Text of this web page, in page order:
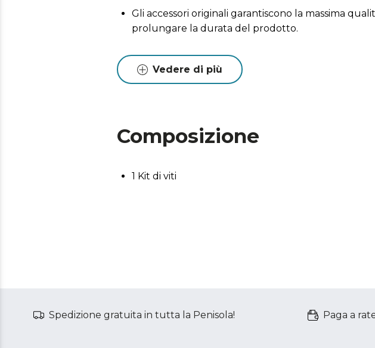
Gli accessori originali garantiscono la massima
prolungare la durata del prodotto.
Vedere di più
Composizione
1 Kit di viti
Spedizione gratuita in tutta la Penisola! Paga a